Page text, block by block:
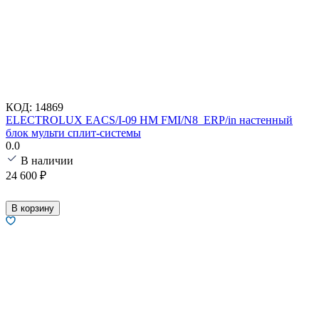
КОД: 14869
ELECTROLUX EACS/I-09 HM FMI/N8_ERP/in настенный
блок мульти сплит-системы
0.0
В наличии
24 600 ₽
В корзину